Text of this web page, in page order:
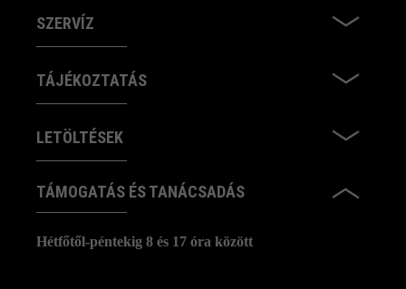
SZERVÍZ
TÁJÉKOZTATÁS
LETÖLTÉSEK
TÁMOGATÁS ÉS TANÁCSADÁS
Hétfőtől-péntekig 8 és 17 óra között